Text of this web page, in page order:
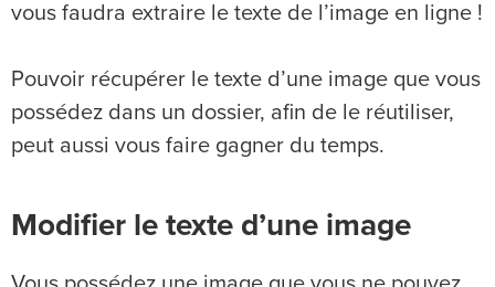
vous faudra extraire le texte de l’image en ligne !
Pouvoir récupérer le texte d’une image que vous
possédez dans un dossier, afin de le réutiliser,
peut aussi vous faire gagner du temps.
Modifier le texte d’une image